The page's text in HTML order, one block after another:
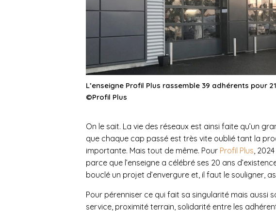
L’enseigne Profil Plus rassemble 39 adhérents pour
©Profil Plus
On le sait. La vie des réseaux est ainsi faite qu’un
que chaque cap passé est très vite oublié tant la
importante. Mais tout de même. Pour Profil Plus ,
parce que l’enseigne a célébré ses 20 ans
bouclé un projet d’envergure et, il faut le souligner,
Pour pérenniser ce qui fait sa singularité mais aussi
service, proximité terrain, solidarité entre les